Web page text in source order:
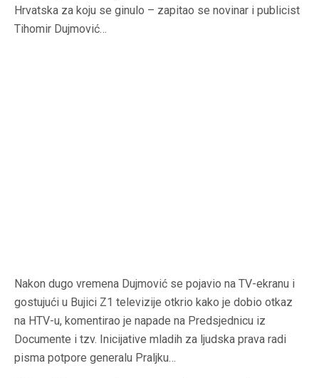
Hrvatska za koju se ginulo – zapitao se novinar i publicist
Tihomir Dujmović…
Nakon dugo vremena Dujmović se pojavio na TV-ekranu i
gostujući u Bujici Z1 televizije otkrio kako je dobio otkaz
na HTV-u, komentirao je napade na Predsjednicu iz
Documente i tzv. Inicijative mladih za ljudska prava radi
pisma potpore generalu Praljku…